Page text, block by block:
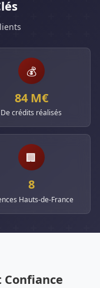
💰
84 M€
De crédits réalisés
🏢
8
Hauts-de-France
Confiance